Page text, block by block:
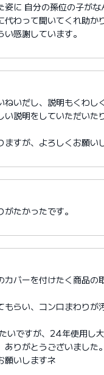
に 自分の孫位の子が
わって聞いてくれ助か
感謝しています。
いだし、説明もくわし
い説明をしていただい
すが、よろしくお願い
たかったです。
バーを付けたく商品
らい、コンロまわり
いですが、24年使用し
りがとうございました。
願いしますネ